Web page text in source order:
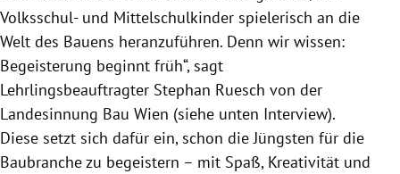
Volksschul- und Mittelschulkinder spielerisch an die
Welt des Bauens heranzuführen. Denn wir wissen:
Begeisterung beginnt früh“, sagt
Lehrlingsbeauftragter Stephan Ruesch von der
Landesinnung Bau Wien (siehe unten Interview).
Diese setzt sich dafür ein, schon die Jüngsten für die
Baubranche zu begeistern – mit Spaß, Kreativität und